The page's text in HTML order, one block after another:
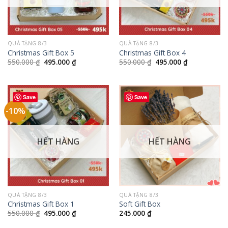
QUÀ TẶNG 8/3
Christmas Gift Box 5
550.000₫ Giá
gốc
495.000 ₫Giá
hiện
495.000 ₫.
QUÀ TẶNG 8/3
Christmas Gift Box 4
550.000₫ Giá
gốc
495.000 ₫Giá
hiện
495.000 ₫.
Save
-10%
HẾT HÀNG
QUÀ TẶNG 8/3
Christmas Gift Box 1
550.000₫ Giá
495.000 ₫Giá
hiện
Save
HẾT HÀNG
QUÀ TẶNG 8/3
Soft Gift Box
245.000 ₫